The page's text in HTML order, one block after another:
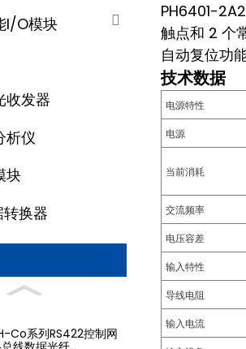
I/O模块
收发器
析仪
块
转换器
Co系列RS422控制网
PH6401-
触点和 2 个
自动复位功能
技术数据
电源特性
电源
当前消耗
交流频率
电压容差
输入特性
导线电阻
输入电流